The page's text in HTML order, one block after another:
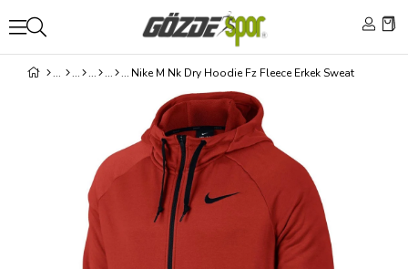
Nike M Nk Dry Hoodie Fz Fleece Erkek Sweat